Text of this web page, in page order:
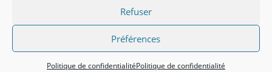
Refuser
Préférences
Politique de confidentialitéPolitique de confidentialité